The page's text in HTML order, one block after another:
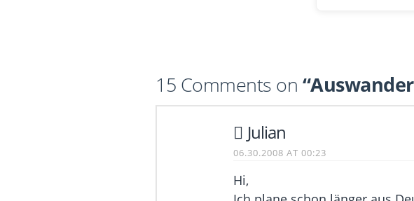
15 Comments on
Julian
06.30.2008 AT 00:23
Hi,